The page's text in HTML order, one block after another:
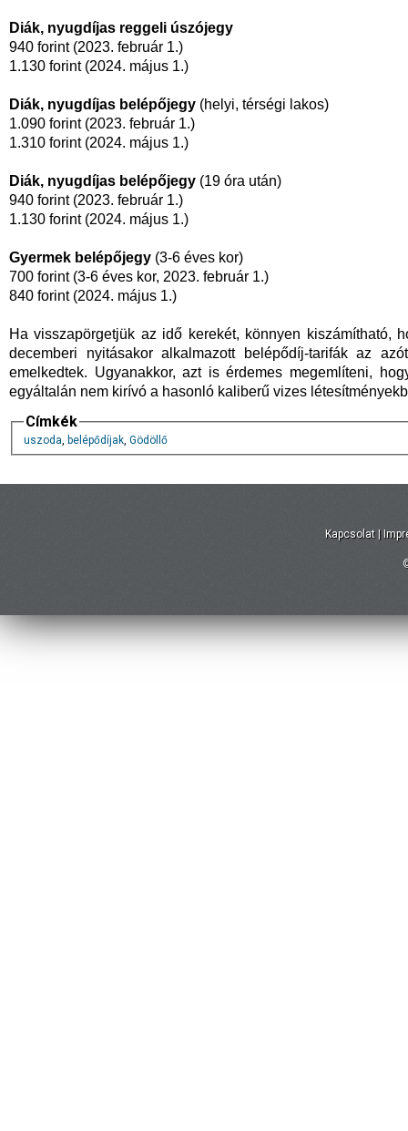
Diák, nyugdíjas reggeli úszójegy
940 forint (2023. február 1.)
1.130 forint (2024. május 1.)
Diák, nyugdíjas belépőjegy (helyi, térségi lakos)
1.090 forint (2023. február 1.)
1.310 forint (2024. május 1.)
Diák, nyugdíjas belépőjegy (19 óra után)
940 forint (2023. február 1.)
1.130 forint (2024. május 1.)
Gyermek belépőjegy (3-6 éves kor)
700 forint (3-6 éves kor, 2023. február 1.)
840 forint (2024. május 1.)
Ha visszapörgetjük az idő kerekét, könnyen kiszámítható,
decemberi nyitásakor alkalmazott belépődíj-tarifák az
emelkedtek. Ugyanakkor, azt is érdemes megemlíteni,
egyáltalán nem kirívó a hasonló kaliberű vizes
Címkék
uszoda, belépődíjak, Gödöllő
Kapcsolat |